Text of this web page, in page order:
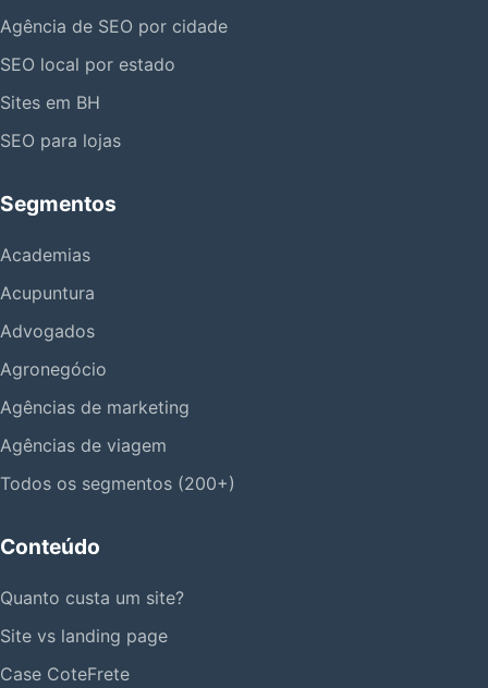
Agência de SEO por cidade
SEO local por estado
Sites em BH
SEO para lojas
Segmentos
Academias
Acupuntura
Advogados
Agronegócio
Agências de marketing
Agências de viagem
Todos os segmentos (200+)
Conteúdo
Quanto custa um site?
Site vs landing page
Case CoteFrete